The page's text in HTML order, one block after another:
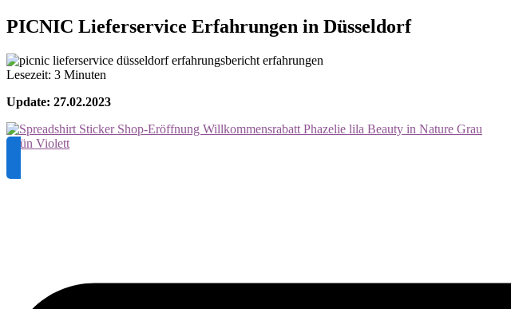
PICNIC Lieferservice Erfahrungen in Düsseldorf
Lesezeit: 3 Minuten
Update: 27.02.2023